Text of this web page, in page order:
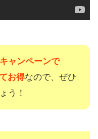
ャンペーンで
お得なので、ぜひ
う！